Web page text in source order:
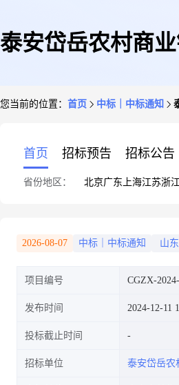
泰安岱岳农村商
您当前的位置： 首页 中标｜中标通知
首页 招标预告 招标公告
省份地区： 北京广东 上海江苏浙江
2026-08-07 中标｜中标通知 山
项目编号 CGZX-
发布时间 2024-12-11
投标截止时间
招标单位 泰安岱岳农